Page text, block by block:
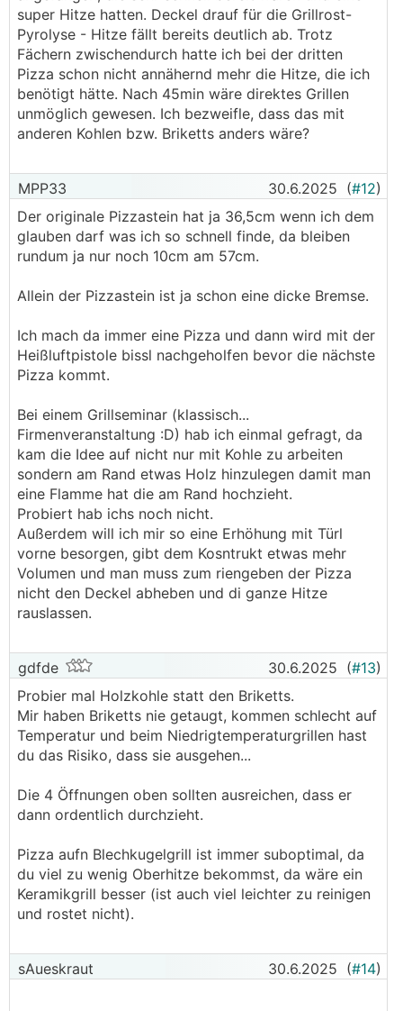
super Hitze hatten. Deckel drauf für die Grillrost-
Pyrolyse - Hitze fällt bereits deutlich ab. Trotz
Fächern zwischendurch hatte ich bei der dritten
Pizza schon nicht annähernd mehr die Hitze, die ich
benötigt hätte. Nach 45min wäre direktes Grillen
unmöglich gewesen. Ich bezweifle, dass das mit
anderen Kohlen bzw. Briketts anders wäre?
MPP33 30.6.2025 (#12)
Der originale Pizzastein hat ja 36,5cm wenn ich dem
glauben darf was ich so schnell finde, da bleiben
rundum ja nur noch 10cm am 57cm.
Allein der Pizzastein ist ja schon eine dicke Bremse.
Ich mach da immer eine Pizza und dann wird mit der
Heißluftpistole bissl nachgeholfen bevor die nächste
Pizza kommt.
Bei einem Grillseminar (klassisch...
Firmenveranstaltung :D) hab ich einmal gefragt, da
kam die Idee auf nicht nur mit Kohle zu arbeiten
sondern am Rand etwas Holz hinzulegen damit man
eine Flamme hat die am Rand hochzieht.
Probiert hab ichs noch nicht.
Außerdem will ich mir so eine Erhöhung mit Türl
vorne besorgen, gibt dem Kosntrukt etwas mehr
Volumen und man muss zum riengeben der Pizza
nicht den Deckel abheben und di ganze Hitze
rauslassen.
gdfde 30.6.2025 (#13)
Probier mal Holzkohle statt den Briketts.
Mir haben Briketts nie getaugt, kommen schlecht auf
Temperatur und beim Niedrigtemperaturgrillen hast
du das Risiko, dass sie ausgehen...
Die 4 Öffnungen oben sollten ausreichen, dass er
dann ordentlich durchzieht.
Pizza aufn Blechkugelgrill ist immer suboptimal, da
du viel zu wenig Oberhitze bekommst, da wäre ein
Keramikgrill besser (ist auch viel leichter zu reinigen
und rostet nicht).
sAueskraut 30.6.2025 (#14)